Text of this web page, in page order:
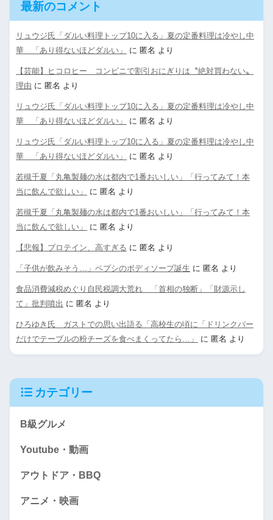
最新のコメント
リュウジ氏「ダルい料理トップ10に入る」夏の定番料理は冷やし中
華 「あり得ないほどダルい」
に 匿名 より
【芸能】ヒコロヒー コンビニで割引おにぎりは〝絶対買わない〟
理由 に 匿名 より
リュウジ氏「ダルい料理トップ10に入る」夏の定番料理は冷やし中
華 「あり得ないほどダルい」
に 匿名 より
リュウジ氏「ダルい料理トップ10に入る」夏の定番料理は冷やし中
華 「あり得ないほどダルい」
に 匿名 より
若槻千夏「丸亀製麺の水は都内で1番おいしい」「行ってみて！本
当に飲んで欲しい」
に 匿名 より
若槻千夏「丸亀製麺の水は都内で1番おいしい」「行ってみて！本
当に飲んで欲しい」
に 匿名 より
【悲報】プロテイン、高すぎる に 匿名 より
「子供が飲みそう…」ペプシのボディソープ誕生 に 匿名 より
食品消費減税めぐり自民税調大荒れ 「首相の独断」「財源示し
て」批判噴出 に 匿名 より
ひろゆき氏 ガストでの思い出語る「高校生の頃に「ドリンクバー
だけでテーブルの粉チーズを食べまくってたら…」
に 匿名 より
カテゴリー
B級グルメ
Youtube・動画
アウトドア・BBQ
アニメ・映画